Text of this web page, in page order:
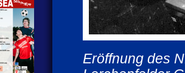
Eröffnung des